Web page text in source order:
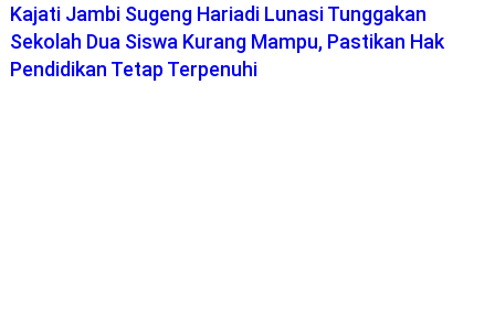
Kajati Jambi Sugeng Hariadi Lunasi Tunggakan
Sekolah Dua Siswa Kurang Mampu, Pastikan Hak
Pendidikan Tetap Terpenuhi